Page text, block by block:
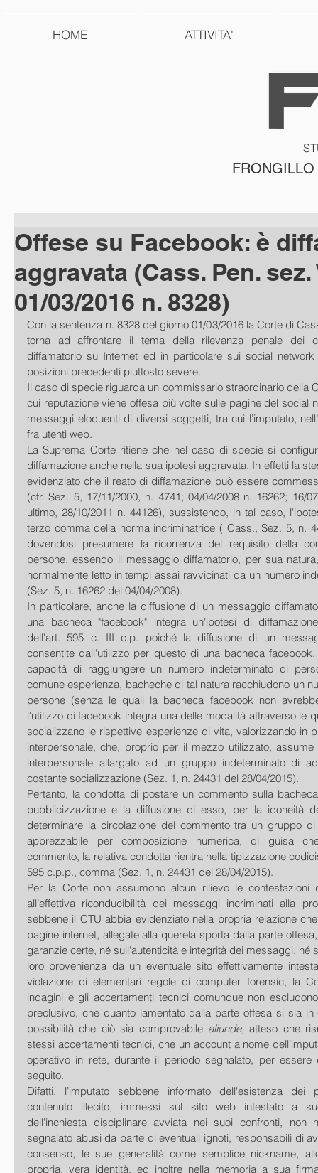
HOME ATTIVITA'
Offese su Facebook: è
aggravata (Cass. Pen. sez.
01/03/2016 n. 8328)
Con la sentenza n. 8328 del giorno 01/03/2016 la Corte di
torna ad affrontare il tema della rilevanza penale dei
diffamatorio su Internet ed in particolare sui social
posizioni precedenti piuttosto severe.
Il caso di specie riguarda un commissario straordinario della
cui reputazione viene offesa più volte sulle pagine del social
messaggi eloquenti di diversi soggetti, tra cui l’imputato,
fra utenti web.
La Suprema Corte ritiene che nel caso di specie si
diffamazione anche nella sua ipotesi aggravata. In effetti la
evidenziato che il reato di diffamazione può essere
(cfr. Sez. 5, 17/11/2000, n. 4741; 04/04/2008 n. 16262; 16/
ultimo, 28/10/2011 n. 44126), sussistendo, in tal caso,
terzo comma della norma incriminatrice ( Cass., Sez. 5, n.
dovendosi presumere la ricorrenza del requisito della
persone, essendo il messaggio diffamatorio, per sua
normalmente letto in tempi assai ravvicinati da un numero
(Sez. 5, n. 16262 del 04/04/2008).
In particolare, anche la diffusione di un messaggio
una bacheca "facebook" integra un'ipotesi di
dell'art. 595 c. III c.p. poiché la diffusione di un
consentite dall'utilizzo per questo di una bacheca
capacità di raggiungere un numero indeterminato di
comune esperienza, bacheche di tal natura racchiudono un
persone (senza le quali la bacheca facebook non
l'utilizzo di facebook integra una delle modalità attraverso le
socializzano le rispettive esperienze di vita, valorizzando in
interpersonale, che, proprio per il mezzo utilizzato,
interpersonale allargato ad un gruppo indeterminato di
costante socializzazione (Sez. 1, n. 24431 del 28/04/2015).
Pertanto, la condotta di postare un commento sulla
pubblicizzazione e la diffusione di esso, per la idoneità
determinare la circolazione del commento tra un gruppo
apprezzabile per composizione numerica, di guisa
commento, la relativa condotta rientra nella tipizzazione
595 c.p.p., comma (Sez. 1, n. 24431 del 28/04/2015).
Per la Corte non assumono alcun rilievo le contestazioni
all’effettiva riconducibilità dei messaggi incriminati alla
sebbene il CTU abbia evidenziato nella propria relazione
pagine internet, allegate alla querela sporta dalla parte
garanzie certe, né sull'autenticità e integrità dei messaggi, né
loro provenienza da un eventuale sito effettivamente
violazione di elementari regole di computer forensic, la
indagini e gli accertamenti tecnici comunque non
preclusivo, che quanto lamentato dalla parte offesa si sia in
possibilità che ciò sia comprovabile aliunde, atteso che
stessi accertamenti tecnici, che un account a nome
operativo in rete, durante il periodo segnalato, per essere
seguito.
Difatti, l’imputato sebbene informato dell'esistenza dei
contenuto illecito, immessi sul sito web intestato a
dell'inchiesta disciplinare avviata nei suoi confronti, non
segnalato abusi da parte di eventuali ignoti, responsabili di
consenso, le sue generalità come semplice nickname,
propria, vera identità, ed inoltre nella memoria a sua